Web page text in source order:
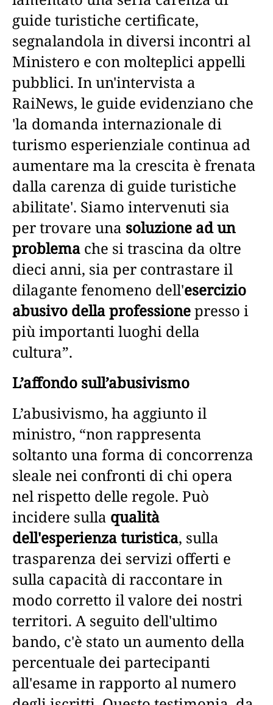
guide turistiche certificate,
segnalandola in diversi incontri al
Ministero e con molteplici appelli
pubblici. In un'intervista a
RaiNews, le guide evidenziano che
'la domanda internazionale di
turismo esperienziale continua ad
aumentare ma la crescita è frenata
dalla carenza di guide turistiche
abilitate'. Siamo intervenuti sia
per trovare una soluzione ad un
problema che si trascina da oltre
dieci anni, sia per contrastare il
dilagante fenomeno dell'esercizio
abusivo della professionepresso i
più importanti luoghi della
cultura”.
L’affondo sull’abusivismo
L’abusivismo, ha aggiunto il
ministro, “non rappresenta
soltanto una forma di concorrenza
sleale nei confronti di chi opera
nel rispetto delle regole. Può
incidere sulla qualità
dell'esperienza turistica, sulla
trasparenza dei servizi offerti e
sulla capacità di raccontare in
modo corretto il valore dei nostri
territori. A seguito dell'ultimo
bando, c'è stato un aumento della
percentuale dei partecipanti
all'esame in rapporto al numero